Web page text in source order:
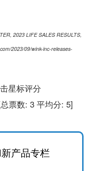
2023 LIFE SALES RESULTS,
2023/09/wink-inc-releases-
星标评分
票数: 3平均分: 5]
产品专栏